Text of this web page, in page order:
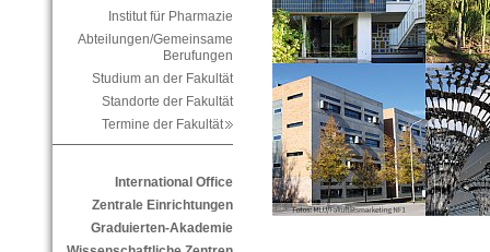
Institut für Pharmazie
Abteilungen/Gemeinsame
Berufungen
Studium an der Fakultät
Standorte der Fakultät
Termine der Fakultät
International Office
Zentrale Einrichtungen
Graduierten-Akademie